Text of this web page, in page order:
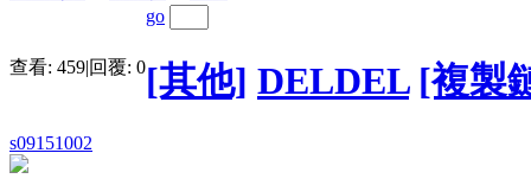
查看: 459|回覆: 0
go
[其他] DELDEL [複製
s09151002